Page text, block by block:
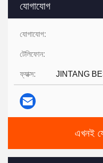
যোগাযোগ
যোগাযোগ:
টেলিফোন:
ফ্যাক্স: JINTANG
এখনই